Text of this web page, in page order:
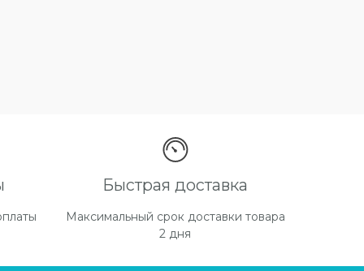
Быстрая доставка
Максимальный срок доставки товара
2 дня